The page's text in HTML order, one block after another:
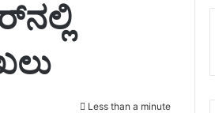
Less than a minute